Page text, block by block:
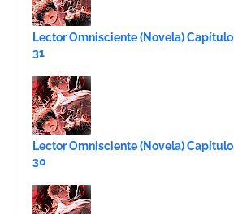
Lector Omnisciente (Novela) Capítulo
31
Lector Omnisciente (Novela) Capítulo
30